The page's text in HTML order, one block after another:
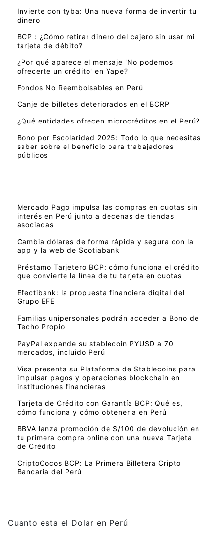
Invierte con tyba: Una nueva forma de invertir tu
dinero
BCP : ¿Cómo retirar dinero del cajero sin usar mi
tarjeta de débito?
¿Por qué aparece el mensaje 'No podemos
ofrecerte un crédito' en Yape?
Fondos No Reembolsables en Perú
Canje de billetes deteriorados en el BCRP
¿Qué entidades ofrecen microcréditos en el Perú?
Bono por Escolaridad 2025: Todo lo que necesitas
saber sobre el beneficio para trabajadores
públicos
Mercado Pago impulsa las compras en cuotas sin
interés en Perú junto a decenas de tiendas
asociadas
Cambia dólares de forma rápida y segura con la
app y la web de Scotiabank
Préstamo Tarjetero BCP: cómo funciona el crédito
que convierte la línea de tu tarjeta en cuotas
Efectibank: la propuesta financiera digital del
Grupo EFE
Familias unipersonales podrán acceder a Bono de
Techo Propio
PayPal expande su stablecoin PYUSD a 70
mercados, incluido Perú
Visa presenta su Plataforma de Stablecoins para
impulsar pagos y operaciones blockchain en
instituciones financieras
Tarjeta de Crédito con Garantía BCP: Qué es,
cómo funciona y cómo obtenerla en Perú
BBVA lanza promoción de S/100 de devolución en
tu primera compra online con una nueva Tarjeta
de Crédito
CriptoCocos BCP: La Primera Billetera Cripto
Bancaria del Perú
Cuanto esta el Dolar en Perú